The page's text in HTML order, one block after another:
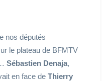
nos députés
le plateau de BFMTV
Sébastien Denaja,
en face de Thierry